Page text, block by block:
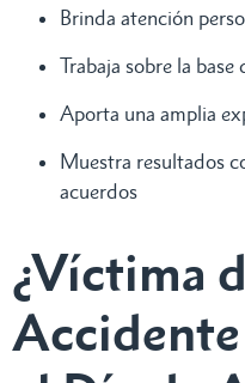
Brinda atención
Trabaja sobre la
Aporta una amplia
Muestra resultados
acuerdos
¿Víctima